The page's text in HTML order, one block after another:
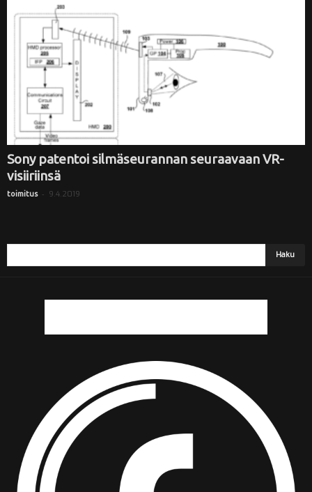
Sony patentoi silmäseurannan seuraavaan VR-
visiiriinsä
toimitus - 9.4.2019